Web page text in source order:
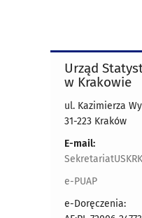
Urząd
w Krakowie
ul. Kazimierza
31-223 Kraków
E-mail:
e-PUAP
e-Doręczenia: